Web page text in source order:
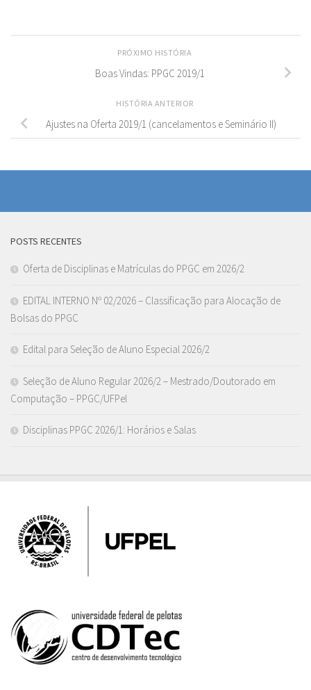
PRÓXIMO HISTÓRIA
Boas Vindas: PPGC 2019/1
HISTÓRIA ANTERIOR
Ajustes na Oferta 2019/1 (cancelamentos e Seminário II)
POSTS RECENTES
Oferta de Disciplinas e Matrículas do PPGC em 2026/2
EDITAL INTERNO Nº 02/2026 – Classificação para Alocação de
Bolsas do PPGC
Edital para Seleção de Aluno Especial 2026/2
Seleção de Aluno Regular 2026/2 – Mestrado/Doutorado em
Computação – PPGC/UFPel
Disciplinas PPGC 2026/1: Horários e Salas